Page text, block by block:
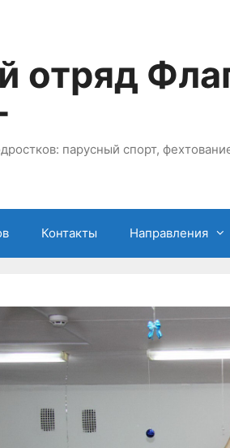
отряд
парусный спорт,
Контакты Направления